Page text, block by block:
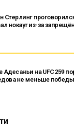
Стерлинг
нокаут из-за
на UFC 259
не меньше